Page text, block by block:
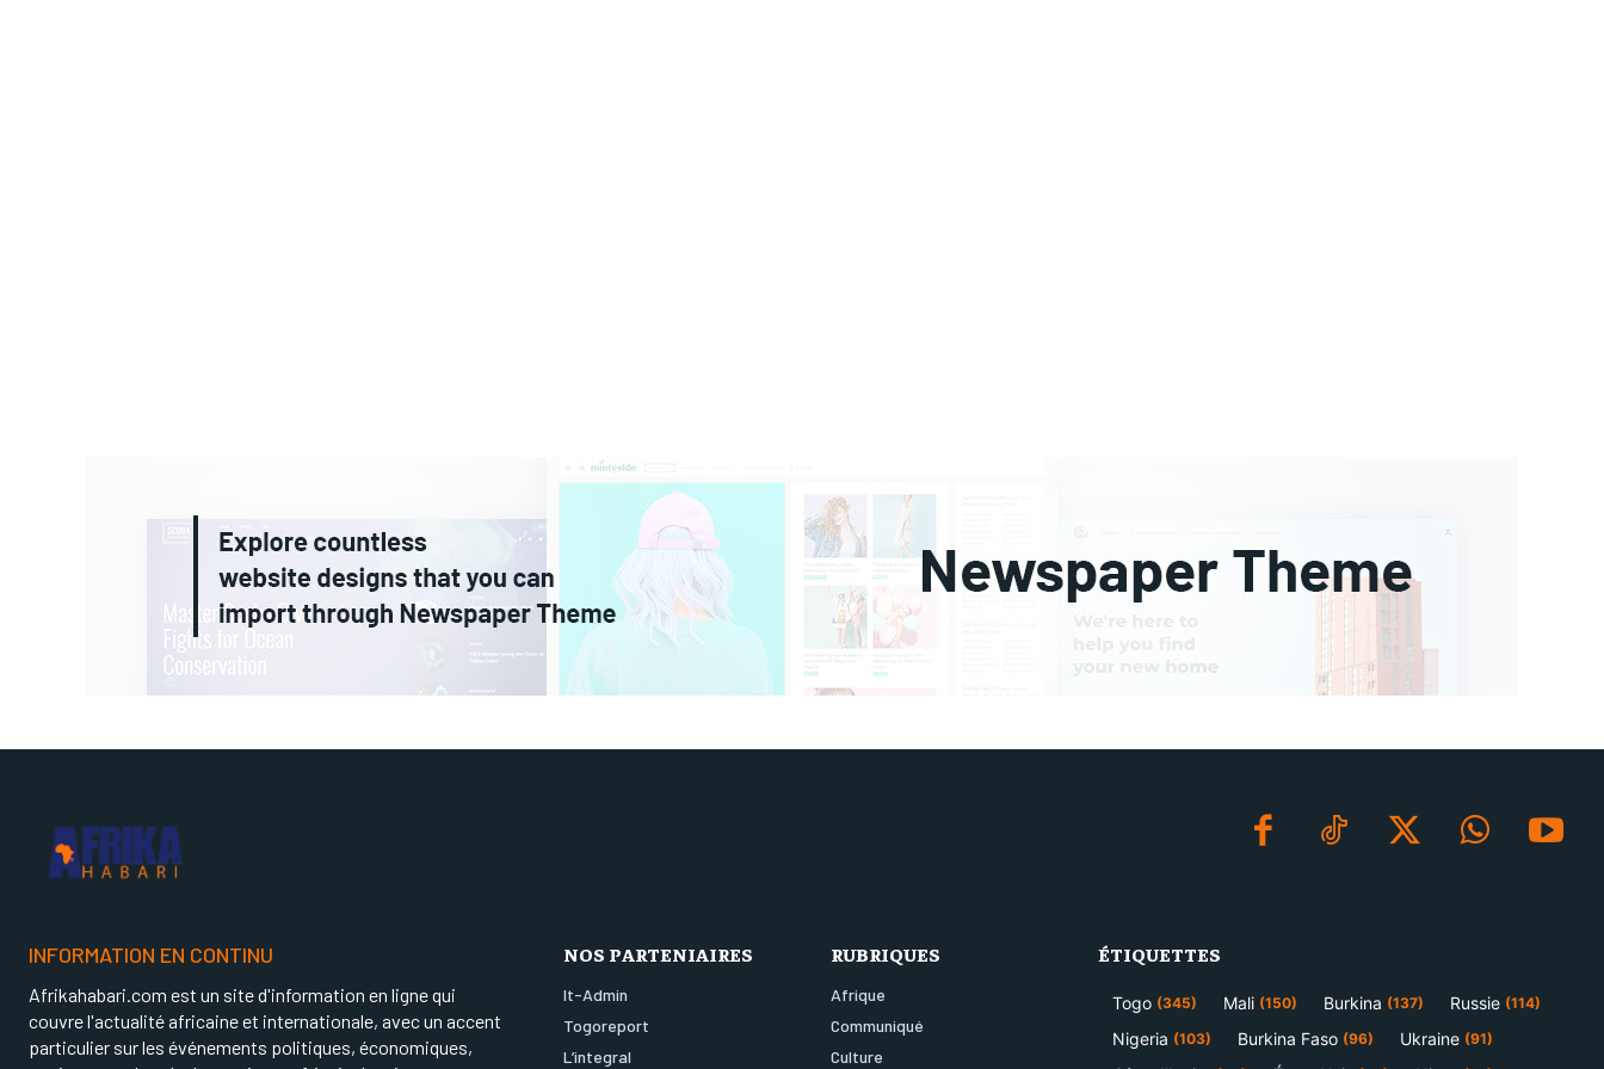
INFORMATION EN CONTINU
Afrikahabari.com est un site d'information en ligne qui
couvre l'actualité africaine et internationale, avec un accent
particulier sur les événements politiques, économiques,
NOS PARTENIAIRES
It-Admin
Togoreport
L’integral
RUBRIQUES
Afrique
Communiqué
Culture
ÉTIQUETTES
Togo (345) Mali (150) Burkina (137) Russie (114)
Nigeria (103) Burkina Faso (96) Ukraine (91)